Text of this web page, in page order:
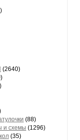
(2640)
(88)
и схемы (1296)
(35)